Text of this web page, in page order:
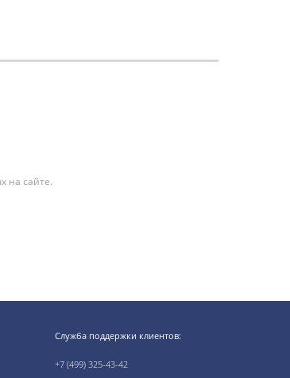
на сайте.
Служба поддержки клиентов:
+7 (499) 325-43-42